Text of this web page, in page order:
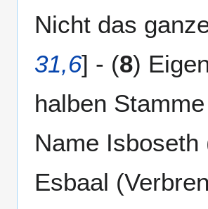
Nicht das
31,6] - (8)
halben
Name
Esbaal